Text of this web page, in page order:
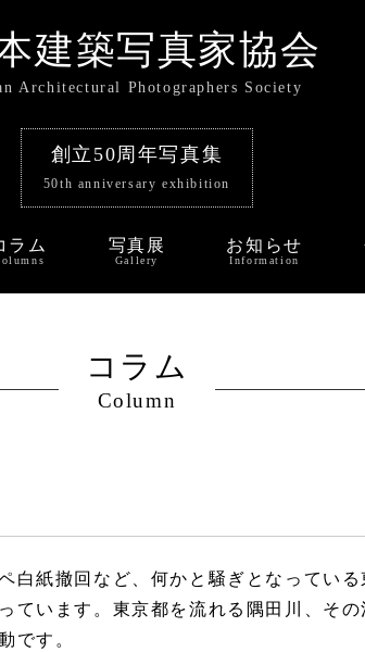
建築写真家協会
Architectural Photographers Society
創立50周年写真集
50th anniversary exhibition
ラム 写真展
Gallery
お知らせ
Information
コラム
Column
白紙撤回など、何かと騒ぎとなってい
います。東京都を流れる隅田川、その
です。